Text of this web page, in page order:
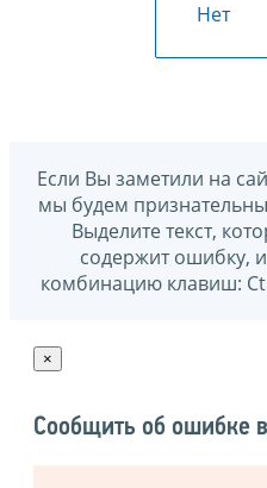
Нет
Если Вы заметили на
мы будем
Выделите текст,
содержит ошибку,
комбинацию клавиш:
×
Сообщить об ошибке в